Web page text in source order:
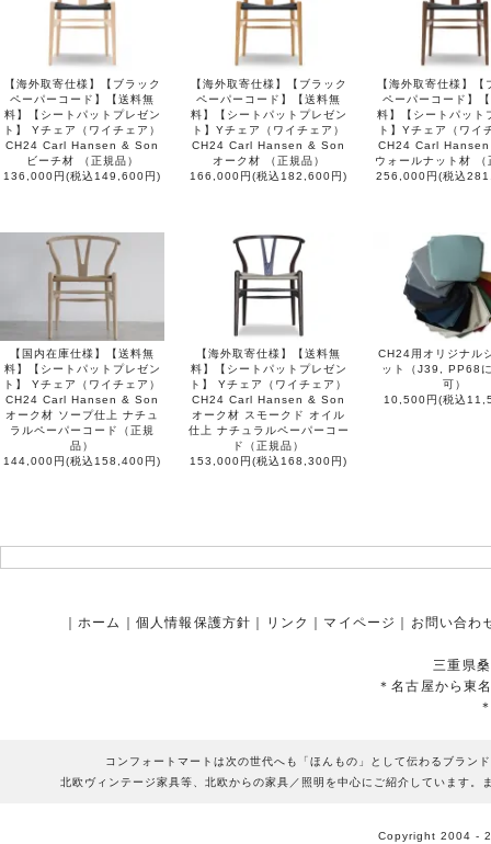
【海外取寄仕様】【ブラック
ペーパーコード】【送料無
料】【シートパットプレゼン
ト】 Yチェア（ワイチェア）
CH24 Carl Hansen & Son
ビーチ材 （正規品）
136,000円(税込149,600円)
【海外取寄仕様】【ブラック
ペーパーコード】【送料無
料】【シートパットプレゼン
ト】Yチェア（ワイチェア）
CH24 Carl Hansen & Son
オーク材 （正規品）
166,000円(税込182,600円)
【海外取寄仕様】【
ペーパーコード】
料】【シートパット
ト】Yチェア（ワイ
CH24 Carl
ウォールナット材 （
256,000円(税込
【国内在庫仕様】【送料無
料】【シートパットプレゼン
ト】 Yチェア（ワイチェア）
CH24 Carl Hansen & Son
オーク材 ソープ仕上 ナチュ
ラルペーパーコード（正規
品）
144,000円(税込158,400円)
【海外取寄仕様】【送料無
料】【シートパットプレゼン
ト】 Yチェア（ワイチェア）
CH24 Carl Hansen & Son
オーク材 スモークド オイル
仕上 ナチュラルペーパーコー
ド（正規品）
153,000円(税込168,300円)
CH24用オリジナル
ット（J39, PP68
可）
10,500円(税込
ホーム 個人情報保護方針 リンク マイページ お問い合わ
三重県
＊名古屋から東
コンフォートマートは次の世代へも「ほんもの」として伝わるブラン
北欧ヴィンテージ家具等、北欧からの家具／照明を中心にご紹介しています
Copyright 2004 -